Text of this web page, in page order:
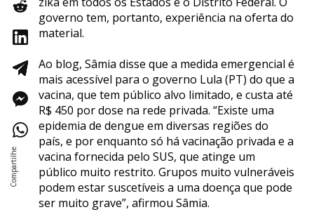
governo tem, portanto, experiência na oferta do
material.
Ao blog, Sâmia disse que a medida emergencial é
mais acessível para o governo Lula (PT) do que a
vacina, que tem público alvo limitado, e custa até
R$ 450 por dose na rede privada. “Existe uma
epidemia de dengue em diversas regiões do
país, e por enquanto só há vacinação privada e a
vacina fornecida pelo SUS, que atinge um
público muito restrito. Grupos muito vulneráveis
podem estar suscetíveis a uma doença que pode
ser muito grave”, afirmou Sâmia.